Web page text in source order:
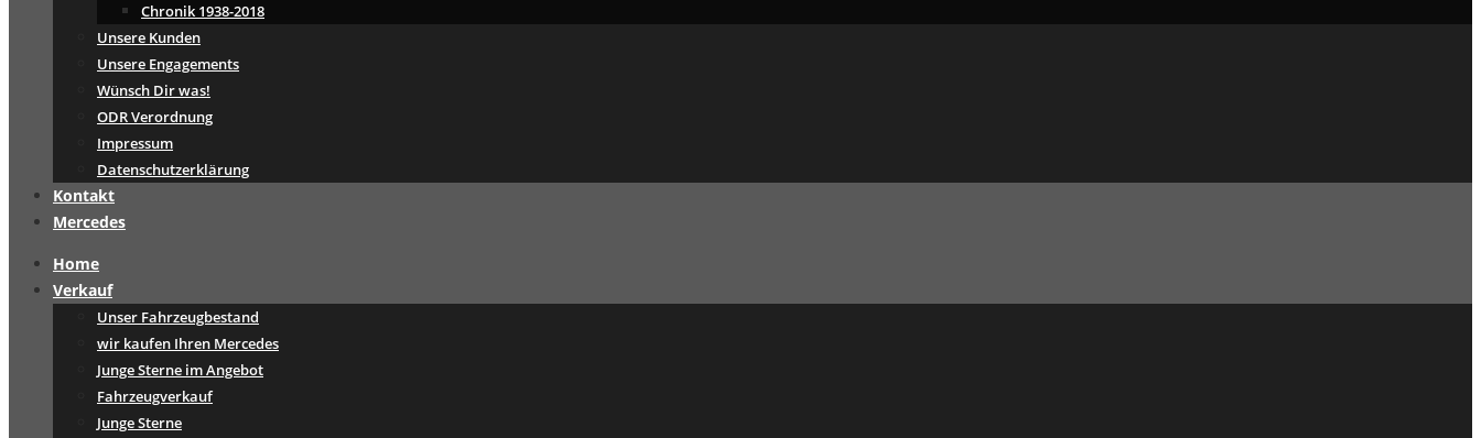
Chronik 1938-2018
Unsere Kunden
Unsere Engagements
Wünsch Dir was!
ODR Verordnung
Impressum
Datenschutzerklärung
Kontakt
Mercedes
Home
Verkauf
Unser Fahrzeugbestand
wir kaufen Ihren Mercedes
Junge Sterne im Angebot
Fahrzeugverkauf
Junge Sterne